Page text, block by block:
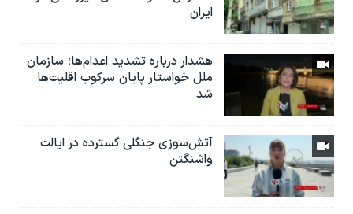
ایران
هشدار درباره تشدید اعدام‌ها؛ سازمان
ملل خواستار پایان سرکوب اقلیت‌ها
شد
آتش‌سوزی جنگلی گسترده در ایالت
واشنگتن